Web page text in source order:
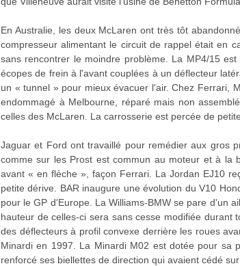
En Australie, les deux McLaren ont très tôt
compresseur alimentant le circuit de rappel était en
sans rencontrer le moindre problème. La MP4/15
écopes de frein à l'avant couplées à un déflecteur
un « tunnel » pour mieux évacuer l'air. Chez Ferrari,
endommagé à Melbourne, réparé mais non
celles des McLaren. La carrosserie est percée de
Jaguar et Ford ont travaillé pour remédier aux gros
comme sur les Prost est commun au moteur et à la
avant « en flèche », façon Ferrari. La Jordan EJ10
petite dérive. BAR inaugure une évolution du V10
pour le GP d'Europe. La Williams-BMW se pare d'un
hauteur de celles-ci sera sans cesse modifiée
des déflecteurs à profil convexe derrière les roues
Minardi en 1997. La Minardi M02 est dotée pour sa
renforcé ses biellettes de direction qui avaient cédé